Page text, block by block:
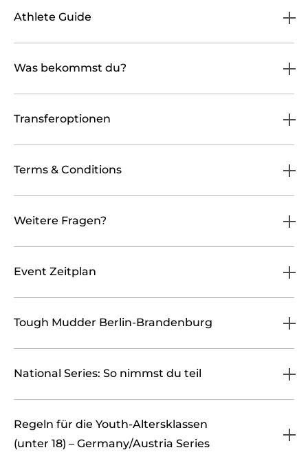
Athlete Guide
Was bekommst du?
Transferoptionen
Terms & Conditions
Weitere Fragen?
Event Zeitplan
Tough Mudder Berlin-Brandenburg
National Series: So nimmst du teil
Regeln für die Youth-Altersklassen
(unter 18) – Germany/Austria Series